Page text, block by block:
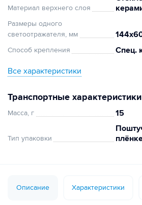
Материал верхнего слоя
Размеры одного
светоотражателя, мм
Способ крепления Спец.
Все характеристики
Транспортные характеристики
Масса, г 15
Тип упаковки
Описание Характеристики